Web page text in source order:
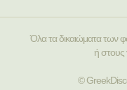
Όλα τα δικαιώματα των
ή στους
©